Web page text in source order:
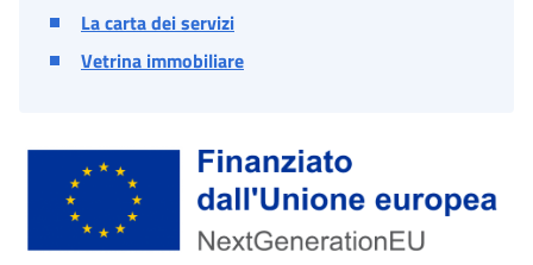
La carta dei servizi
Vetrina immobiliare